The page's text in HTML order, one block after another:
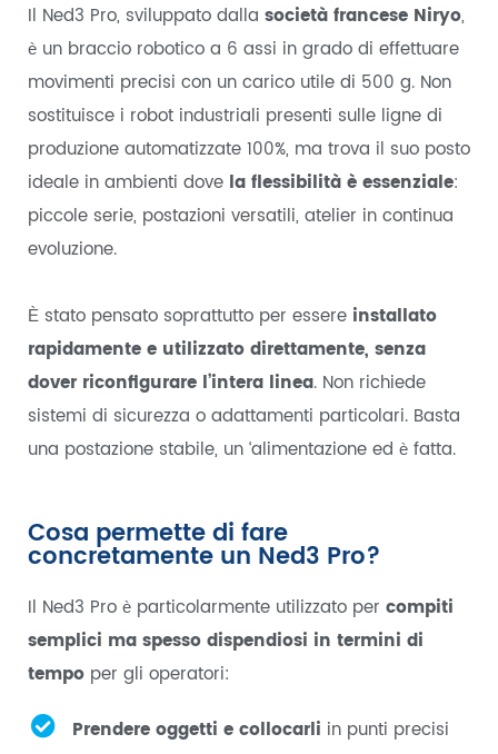
Il Ned3 Pro, sviluppato dalla società francese Niryo,
è un braccio robotico a 6 assi in grado di effettuare
movimenti precisi con un carico utile di 500 g. Non
sostituisce i robot industriali presenti sulle ligne di
produzione automatizzate 100%, ma trova il suo posto
ideale in ambienti dove la flessibilità è essenziale:
piccole serie, postazioni versatili, atelier in continua
evoluzione.
È stato pensato soprattutto per essere installato
rapidamente e utilizzato direttamente, senza
dover riconfigurare l’intera linea. Non richiede
sistemi di sicurezza o adattamenti particolari. Basta
una postazione stabile, un ‘alimentazione ed è fatta.
Cosa permette di fare
concretamente un Ned3 Pro?
Il Ned3 Pro è particolarmente utilizzato per compiti
semplici ma spesso dispendiosi in termini di
tempo per gli operatori:
Prendere oggetti e collocarli in punti precisi